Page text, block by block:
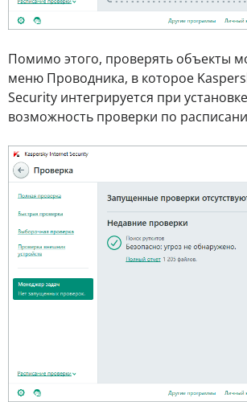
Помимо этого, проверять объекты
меню Проводника, в которое
Security интегрируется при
возможность проверки по